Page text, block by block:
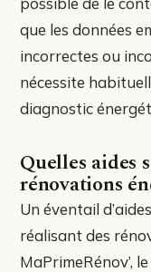
que les données
incorrectes ou
nécessite
diagnostic
Quelles aides
rénovations
Un éventail
réalisant des
MaPrimeRénov’,